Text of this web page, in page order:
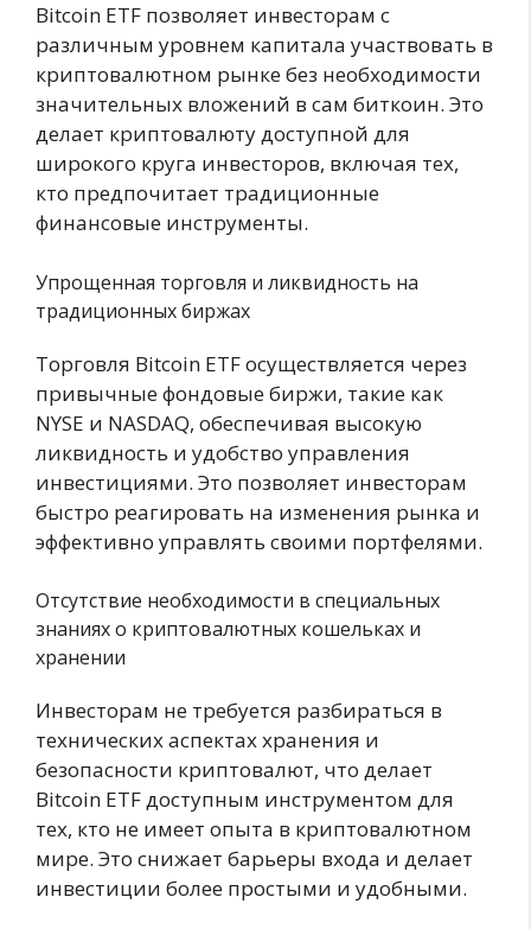
Bitcoin ETF позволяет инвесторам с
различным уровнем капитала участвовать в
криптовалютном рынке без необходимости
значительных вложений в сам биткоин. Это
делает криптовалюту доступной для
широкого круга инвесторов, включая тех,
кто предпочитает традиционные
финансовые инструменты.
Упрощенная торговля и ликвидность на
традиционных биржах
Торговля Bitcoin ETF осуществляется через
привычные фондовые биржи, такие как
NYSE и NASDAQ, обеспечивая высокую
ликвидность и удобство управления
инвестициями. Это позволяет инвесторам
быстро реагировать на изменения рынка и
эффективно управлять своими портфелями.
Отсутствие необходимости в специальных
знаниях о криптовалютных кошельках и
хранении
Инвесторам не требуется разбираться в
технических аспектах хранения и
безопасности криптовалют, что делает
Bitcoin ETF доступным инструментом для
тех, кто не имеет опыта в криптовалютном
мире. Это снижает барьеры входа и делает
инвестиции более простыми и удобными.